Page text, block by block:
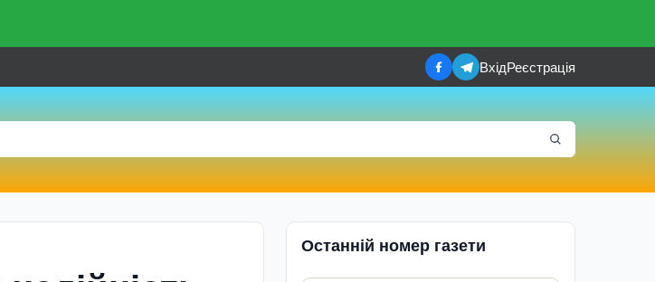
ВхідРеєстрація
Останній номер газети